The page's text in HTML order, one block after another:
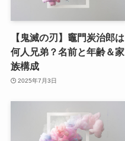
【鬼滅の刃】竈門炭治郎は
何人兄弟？名前と年齢＆家
族構成
2025年7月3日